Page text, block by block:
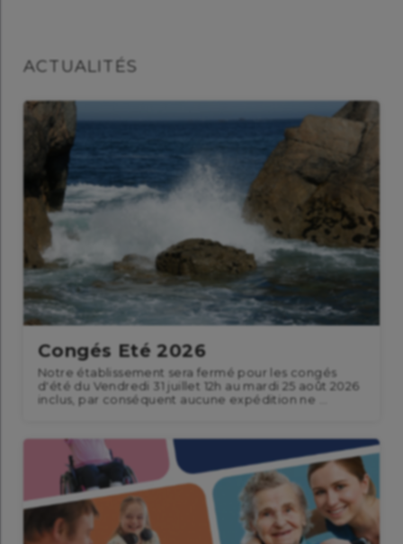
ACTUALITÉS
Congés Eté 2026
Notre établissement sera fermé pour les congés
d'été du Vendredi 31 juillet 12h au mardi 25 août 2026
inclus, par conséquent aucune expédition ne ...